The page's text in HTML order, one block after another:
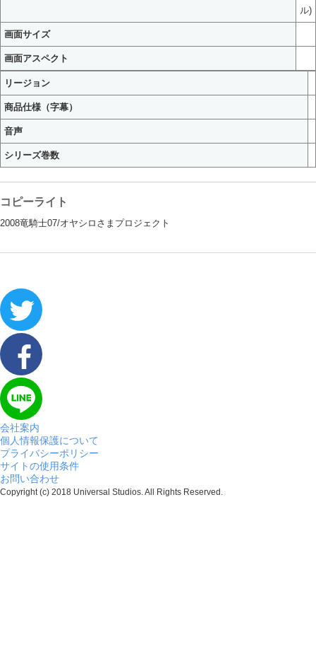
ル)
画面サイズ
画面アスペクト
リージョン
商品仕様（字幕）
音声
シリーズ巻数
コピーライト
2008竜騎士07/オヤシロさまプロジェクト
会社案内
個人情報保護について
プライバシーポリシー
サイトの使用条件
お問い合わせ
Copyright (c) 2018 Universal Studios. All Rights Reserved.